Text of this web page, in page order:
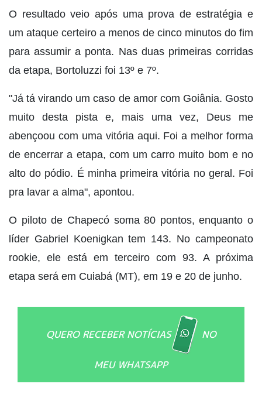
O resultado veio após uma prova de estratégia e
um ataque certeiro a menos de cinco minutos do fim
para assumir a ponta. Nas duas primeiras corridas
da etapa, Bortoluzzi foi 13º e 7º.
"Já tá virando um caso de amor com Goiânia. Gosto
muito desta pista e, mais uma vez, Deus me
abençoou com uma vitória aqui. Foi a melhor forma
de encerrar a etapa, com um carro muito bom e no
alto do pódio. É minha primeira vitória no geral. Foi
pra lavar a alma", apontou.
O piloto de Chapecó soma 80 pontos, enquanto o
líder Gabriel Koenigkan tem 143. No campeonato
rookie, ele está em terceiro com 93. A próxima
etapa será em Cuiabá (MT), em 19 e 20 de junho.
QUERO RECEBER NOTÍCIAS NO
MEU WHATSAPP